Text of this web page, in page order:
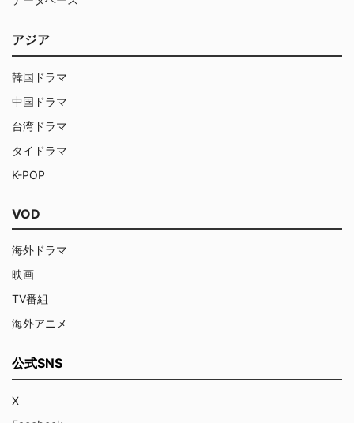
アジア
韓国ドラマ
中国ドラマ
台湾ドラマ
タイドラマ
K-POP
VOD
海外ドラマ
映画
TV番組
海外アニメ
公式SNS
X